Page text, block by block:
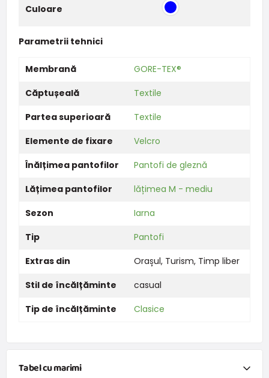
Culoare
Parametrii tehnici
Membrană
GORE-TEX®
Căptușeală
Textile
Partea superioară
Textile
Elemente de fixare
Velcro
Înălțimea pantofilor
Pantofi de gleznă
Lățimea pantofilor
lățimea M - mediu
Sezon
Iarna
Tip
Pantofi
Extras din
Orașul, Turism, Timp liber
Stil de încălțăminte
casual
Tip de încălțăminte
Clasice
Tabel cu marimi